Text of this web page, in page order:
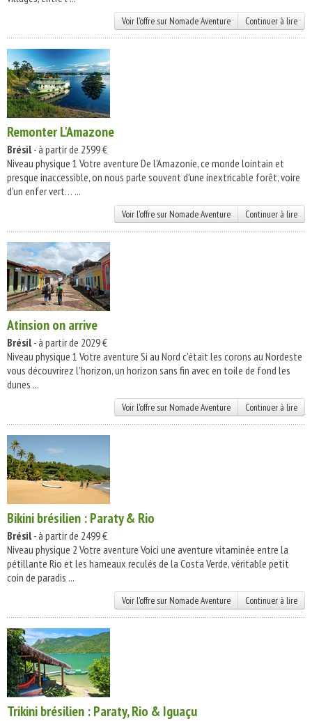
Voir l'offre sur Nomade Aventure Continuer à lire
Remonter L'Amazone
Brésil- à partir de 2599 €
Niveau physique 1 Votre aventure De l'Amazonie, ce monde lointain et
presque inaccessible, on nous parle souvent d'une inextricable forêt, voire
d'un enfer vert… ...
Voir l'offre sur Nomade Aventure Continuer à lire
Atinsion on arrive
Brésil- à partir de 2029 €
Niveau physique 1 Votre aventure Si au Nord c'était les corons au Nordeste
vous découvrirez l'horizon, un horizon sans fin avec en toile de fond les
dunes ...
Voir l'offre sur Nomade Aventure Continuer à lire
Bikini brésilien : Paraty & Rio
Brésil- à partir de 2499 €
Niveau physique 2 Votre aventure Voici une aventure vitaminée entre la
pétillante Rio et les hameaux reculés de la Costa Verde, véritable petit
coin de paradis ...
Voir l'offre sur Nomade Aventure Continuer à lire
Trikini brésilien : Paraty, Rio & Iguaçu